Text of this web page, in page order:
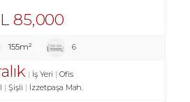
85,000
155m² 6
İş Yeri
Ofis
Şişli İzzetpaşa Mah.